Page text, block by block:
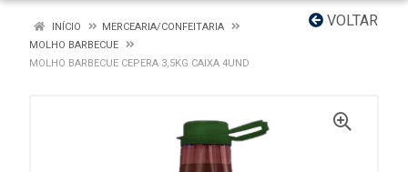
VOLTAR
INÍCIO
MERCEARIA/CONFEITARIA
MOLHO BARBECUE
MOLHO BARBECUE CEPERA 3,5KG CAIXA 4UND